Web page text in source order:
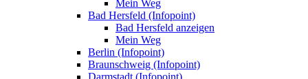
Mein Weg
Bad Hersfeld (Infopoint)
Bad Hersfeld anzeigen
Mein Weg
Berlin (Infopoint)
Braunschweig (Infopoint)